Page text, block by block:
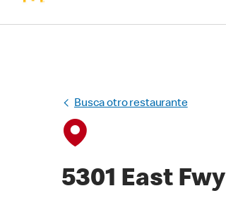
Busca otro restaurante
5301 East Fwy